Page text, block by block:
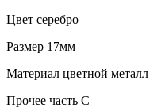
Цвет серебро
Размер 17мм
Материал цветной металл
Прочее часть С